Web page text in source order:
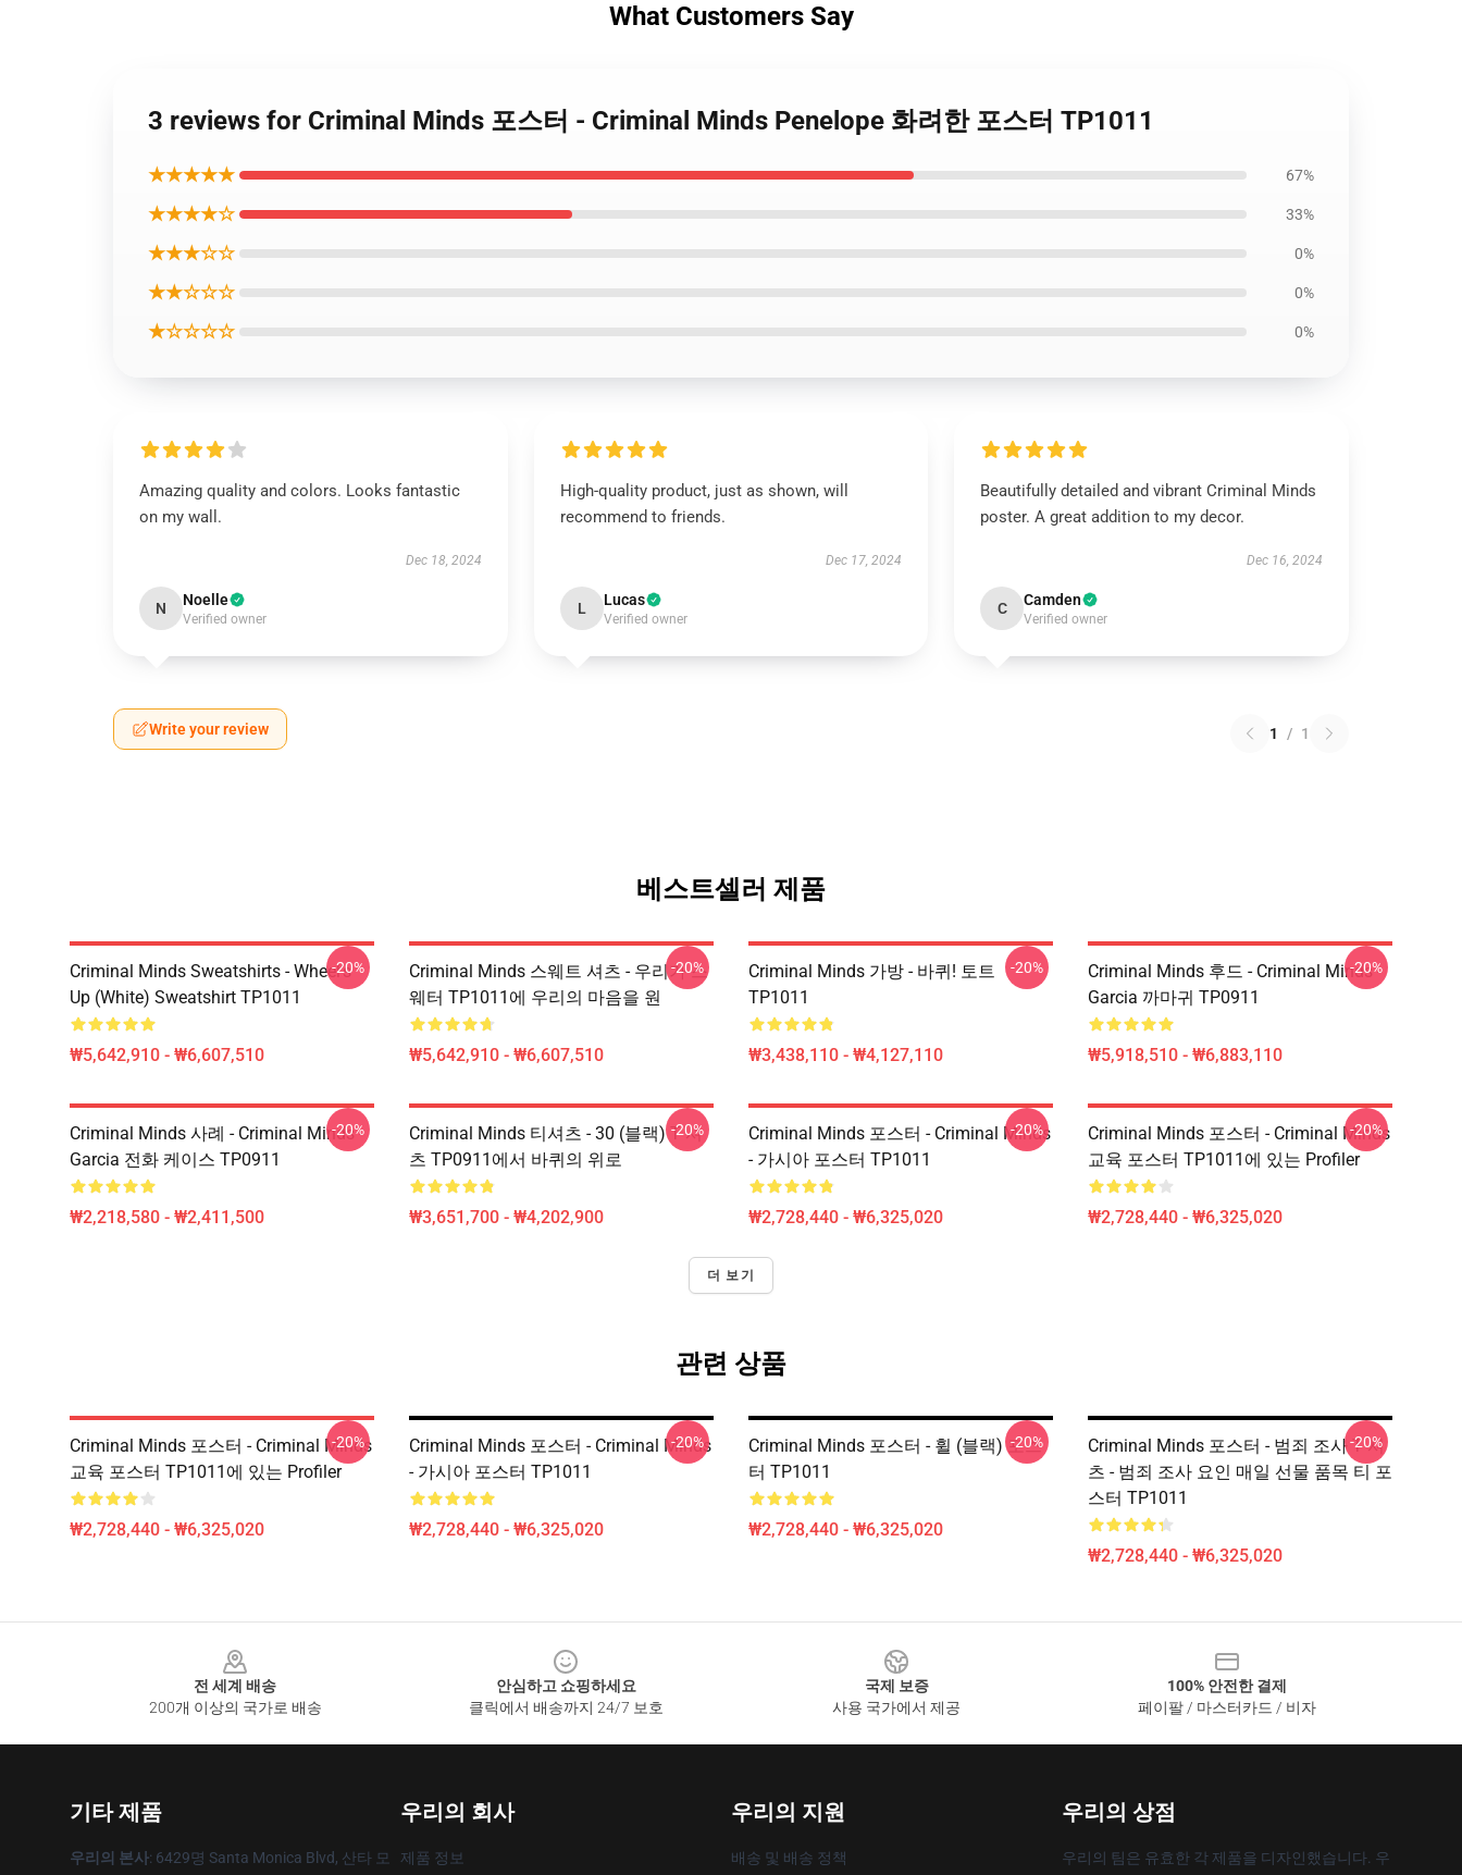
What Customers Say
3 reviews for Criminal Minds 포스터 - Criminal Minds Penelope 화려한 포스터 TP1011
★★★★★ 67%
★★★★☆ 33%
★★★☆☆ 0%
★★☆☆☆ 0%
★☆☆☆☆ 0%
Amazing quality and colors. Looks fantastic
on my wall.
Dec 18, 2024
N Noelle
Verified owner
High-quality product, just as shown, will
recommend to friends.
Dec 17, 2024
L Lucas
Verified owner
Beautifully detailed and vibrant Criminal Minds
poster. A great addition to my decor.
Dec 16, 2024
C Camden
Verified owner
Write your review 1 / 1
베스트셀러 제품
Criminal Minds Sweatshirts - Wheel's
Up (White) Sweatshirt TP1011
₩5,642,910 - ₩6,607,510
-20%
Criminal Minds 스웨트 셔츠 - 우리가 스
웨터 TP1011에 우리의 마음을 원
₩5,642,910 - ₩6,607,510
-20%
Criminal Minds 가방 - 바퀴! 토트
TP1011
₩3,438,110 - ₩4,127,110
-20%
Criminal Minds 후드 - Criminal Minds -
Garcia 까마귀 TP0911
₩5,918,510 - ₩6,883,110
-20%
Criminal Minds 사례 - Criminal Minds -
Garcia 전화 케이스 TP0911
₩2,218,580 - ₩2,411,500
-20%
Criminal Minds 티셔츠 - 30 (블랙) T 셔
츠 TP0911에서 바퀴의 위로
₩3,651,700 - ₩4,202,900
-20%
Criminal Minds 포스터 - Criminal Minds
- 가시아 포스터 TP1011
₩2,728,440 - ₩6,325,020
-20%
Criminal Minds 포스터 - Criminal Minds
교육 포스터 TP1011에 있는 Profiler
₩2,728,440 - ₩6,325,020
-20%
더 보기
관련 상품
Criminal Minds 포스터 - Criminal Minds
교육 포스터 TP1011에 있는 Profiler
₩2,728,440 - ₩6,325,020
-20%
Criminal Minds 포스터 - Criminal Minds
- 가시아 포스터 TP1011
₩2,728,440 - ₩6,325,020
-20%
Criminal Minds 포스터 - 휠 (블랙) 포스
터 TP1011
₩2,728,440 - ₩6,325,020
-20%
Criminal Minds 포스터 - 범죄 조사 T 셔
츠 - 범죄 조사 요인 매일 선물 품목 티 포
스터 TP1011
₩2,728,440 - ₩6,325,020
-20%
전 세계 배송
200개 이상의 국가로 배송
안심하고 쇼핑하세요
클릭에서 배송까지 24/7 보호
국제 보증
사용 국가에서 제공
100% 안전한 결제
페이팔 / 마스터카드 / 비자
기타 제품
우리의 본사: 6429명 Santa Monica Blvd, 산타 모
우리의 회사
제품 정보
우리의 지원
배송 및 배송 정책
우리의 상점
우리의 팀은 유효한 각 제품을 디자인했습니다. 우